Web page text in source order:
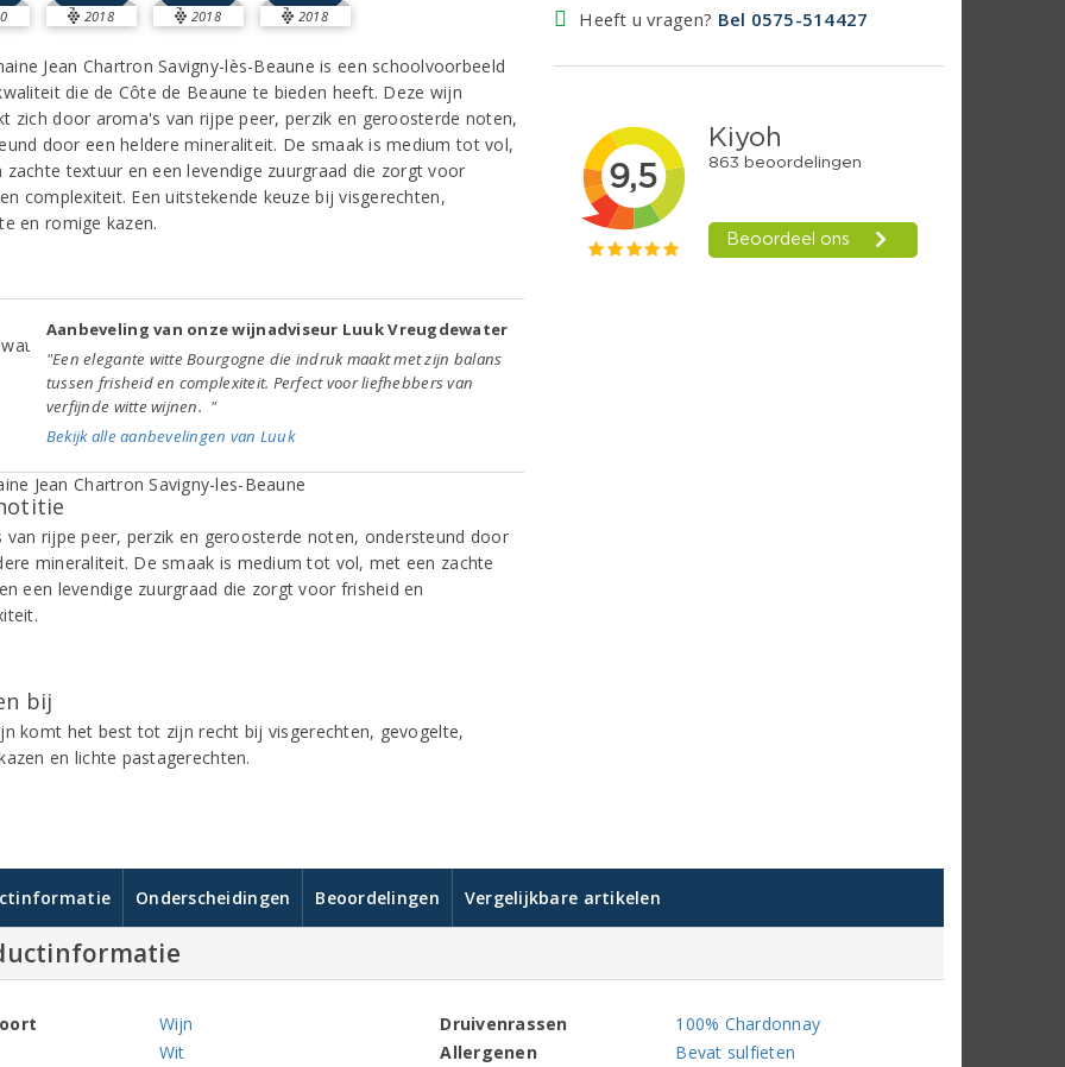
2018
2018
2018
Jean Chartron Savigny-lès-Beaune is een schoolvoorbeeld
die de Côte de Beaune te bieden heeft. Deze wijn
zich door aroma's van rijpe peer, perzik en geroosterde noten,
door een heldere mineraliteit. De smaak is medium tot vol,
zachte textuur en een levendige zuurgraad die zorgt voor
complexiteit. Een uitstekende keuze bij visgerechten,
en romige kazen.
Aanbeveling van onze wijnadviseur Luuk Vreugdewater
"Een elegante witte Bourgogne die indruk maakt met zijn balans
tussen frisheid en complexiteit. Perfect voor liefhebbers van
verfijnde witte wijnen. "
Bekijk alle aanbevelingen van Luuk
van rijpe peer, perzik en geroosterde noten, ondersteund door
mineraliteit. De smaak is medium tot vol, met een zachte
een levendige zuurgraad die zorgt voor frisheid en
bij
komt het best tot zijn recht bij visgerechten, gevogelte,
en lichte pastagerechten.
Heeft u vragen? Bel 0575-514427
Onderscheidingen Beoordelingen Vergelijkbare artikelen
Wijn
Wit
Druivenrassen
100% Chardonnay
Allergenen
Bevat sulfieten